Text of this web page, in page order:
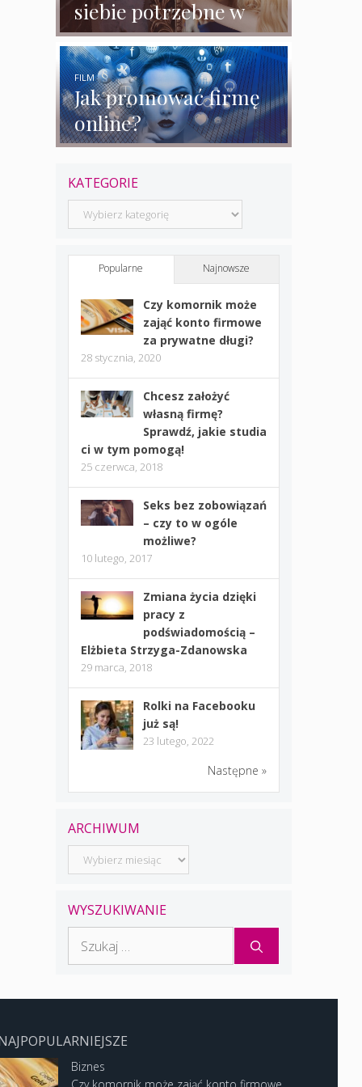
siebie potrzebne w
biznesie?
Jak promować firmę
online?
FILM
KATEGORIE
Kategorie
Popularne Najnowsze
Czy komornik może
zająć konto firmowe
za prywatne długi?
28 stycznia, 2020
Chcesz założyć
własną firmę?
Sprawdź, jakie studia
ci w tym pomogą!
25 czerwca, 2018
Seks bez zobowiązań
– czy to w ogóle
możliwe?
10 lutego, 2017
Zmiana życia dzięki
pracy z
podświadomością –
Elżbieta Strzyga-Zdanowska
29 marca, 2018
Rolki na Facebooku
już są!
23 lutego, 2022
Następne »
ARCHIWUM
Archiwum
WYSZUKIWANIE
Biznes